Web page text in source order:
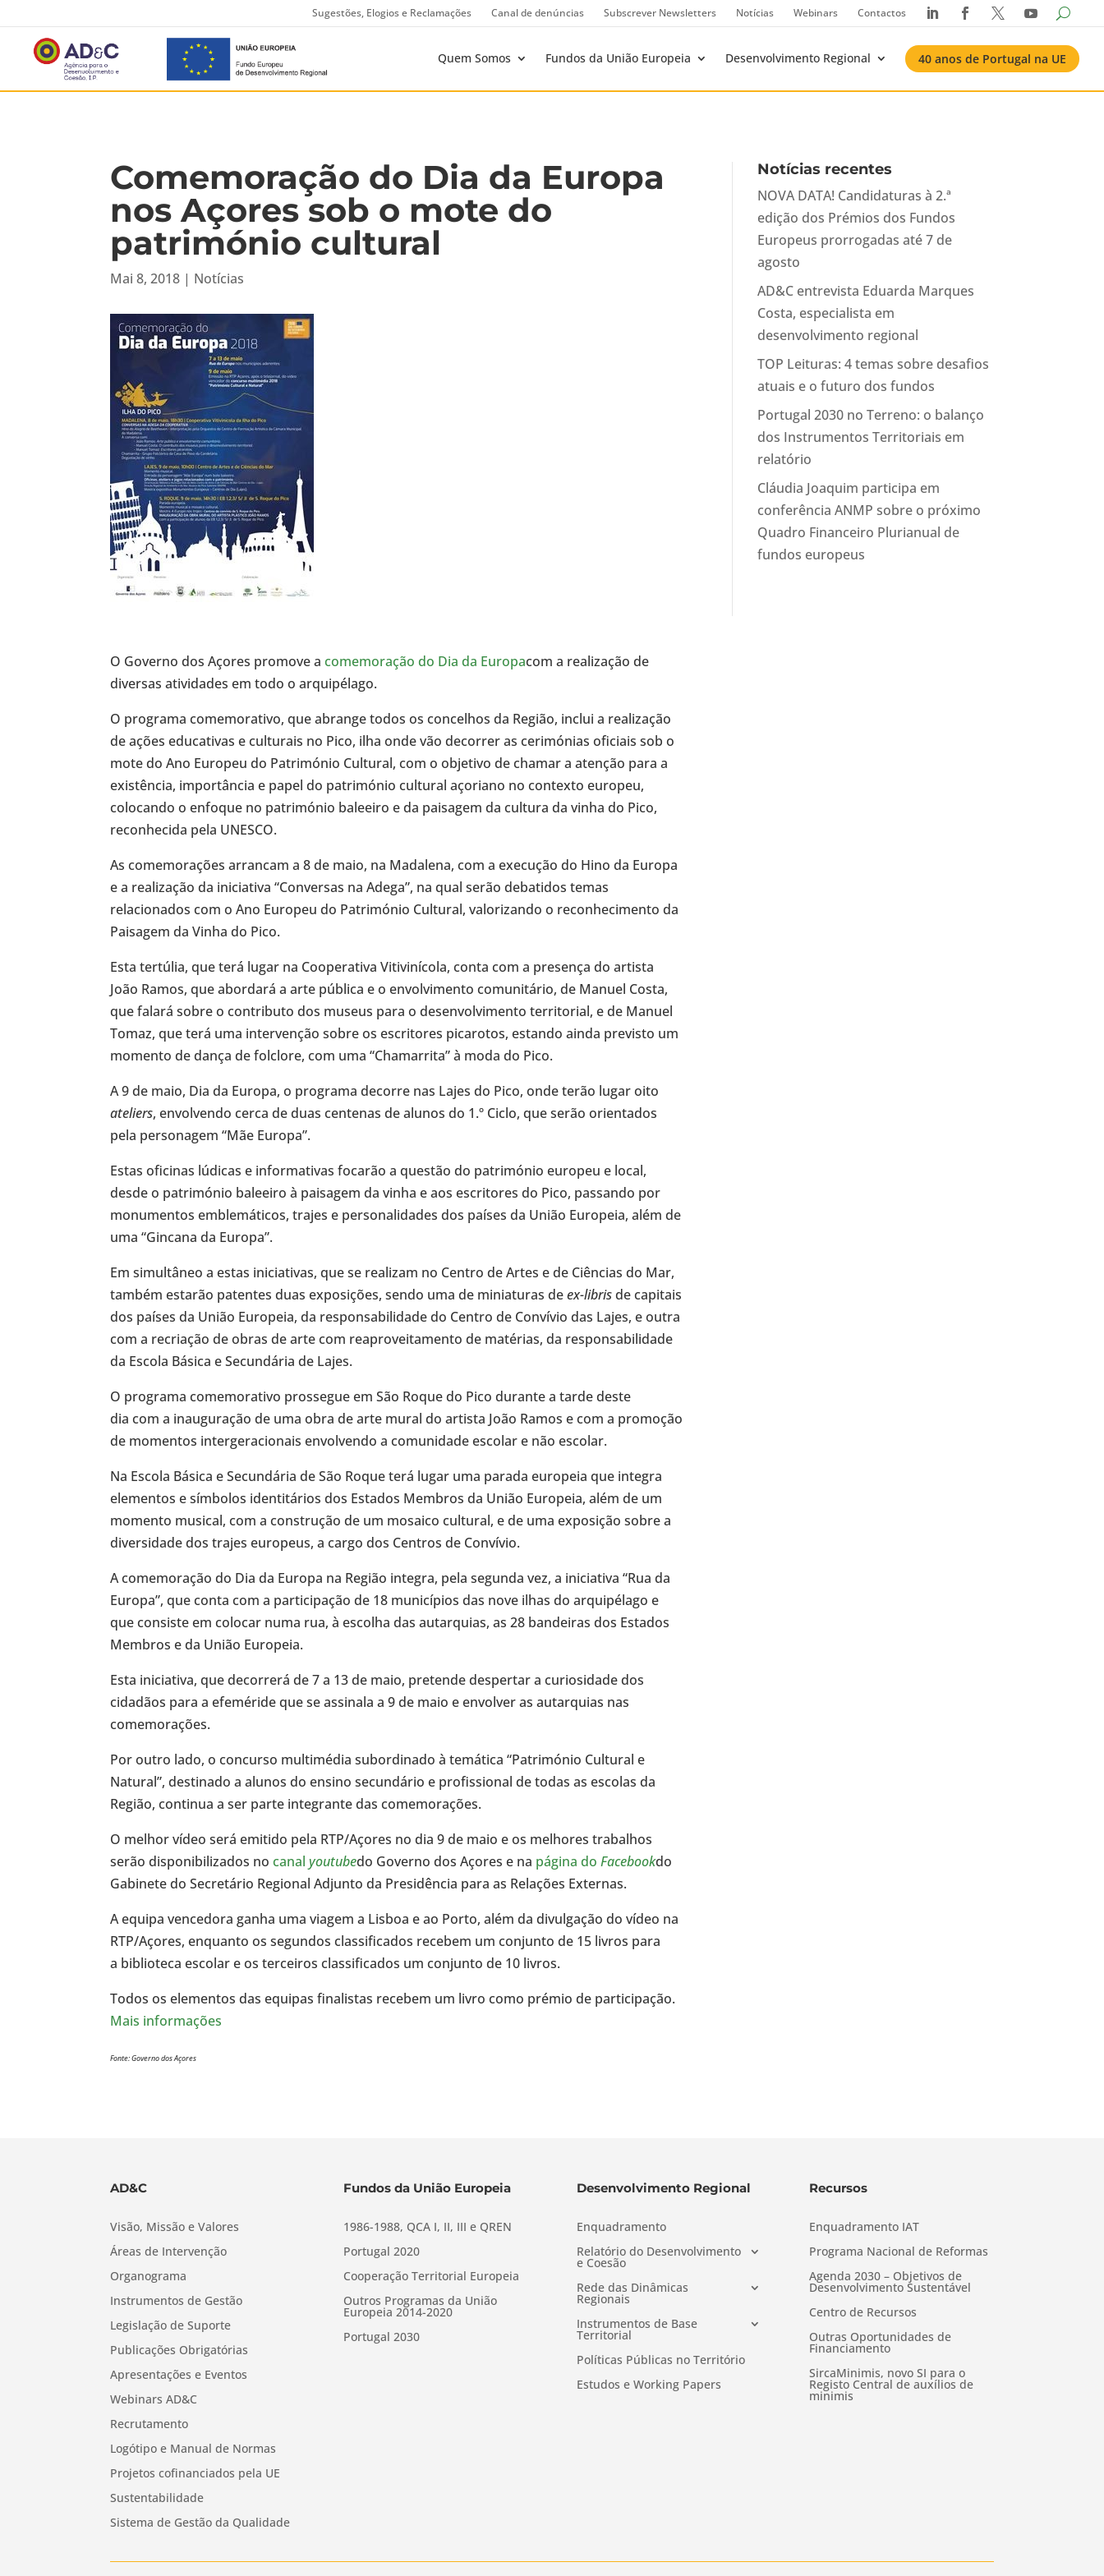
Sugestões, Elogios e Reclamações Canal de denúncias Subscrever Newsletters Notícias Webinars Contactos    
Quem Somos Fundos da União Europeia Desenvolvimento Regional 40 anos de Portugal na UE
Comemoração do Dia da Europa
nos Açores sob o mote do
património cultural
Mai 8, 2018 | Notícias
O Governo dos Açores promove acomemoração do Dia da Europacom a realização de
diversas atividades em todo o arquipélago.
O programa comemorativo, que abrange todos os concelhos da Região, inclui a realização
de ações educativas e culturais no Pico, ilha onde vão decorrer as cerimónias oficiais sob o
mote do Ano Europeu do Património Cultural, com o objetivo de chamar a atenção para a
existência, importância e papel do património cultural açoriano no contexto europeu,
colocando o enfoque no património baleeiro e da paisagem da cultura da vinha do Pico,
reconhecida pela UNESCO.
As comemorações arrancam a 8 de maio, na Madalena, com a execução do Hino da Europa
e a realização da iniciativa “Conversas na Adega”, na qual serão debatidos temas
relacionados com o Ano Europeu do Património Cultural, valorizando o reconhecimento da
Paisagem da Vinha do Pico.
Esta tertúlia, que terá lugar na Cooperativa Vitivinícola, conta com a presença do artista
João Ramos, que abordará a arte pública e o envolvimento comunitário, de Manuel Costa,
que falará sobre o contributo dos museus para o desenvolvimento territorial, e de Manuel
Tomaz, que terá uma intervenção sobre os escritores picarotos, estando ainda previsto um
momento de dança de folclore, com uma “Chamarrita” à moda do Pico.
A 9 de maio, Dia da Europa, o programa decorre nas Lajes do Pico, onde terão lugar oito
ateliers, envolvendo cerca de duas centenas de alunos do 1.º Ciclo, que serão orientados
pela personagem “Mãe Europa”.
Estas oficinas lúdicas e informativas focarão a questão do património europeu e local,
desde o património baleeiro à paisagem da vinha e aos escritores do Pico, passando por
monumentos emblemáticos, trajes e personalidades dos países da União Europeia, além de
uma “Gincana da Europa”.
Em simultâneo a estas iniciativas, que se realizam no Centro de Artes e de Ciências do Mar,
também estarão patentes duas exposições, sendo uma de miniaturas deex-librisde capitais
dos países da União Europeia, da responsabilidade do Centro de Convívio das Lajes, e outra
com a recriação de obras de arte com reaproveitamento de matérias, da responsabilidade
da Escola Básica e Secundária de Lajes.
O programa comemorativo prossegue em São Roque do Pico durante a tarde deste
dia com a inauguração de uma obra de arte mural do artista João Ramos e com a promoção
de momentos intergeracionais envolvendo a comunidade escolar e não escolar.
Na Escola Básica e Secundária de São Roque terá lugar uma parada europeia que integra
elementos e símbolos identitários dos Estados Membros da União Europeia, além de um
momento musical, com a construção de um mosaico cultural, e de uma exposição sobre a
diversidade dos trajes europeus, a cargo dos Centros de Convívio.
A comemoração do Dia da Europa na Região integra, pela segunda vez, a iniciativa “Rua da
Europa”, que conta com a participação de 18 municípios das nove ilhas do arquipélago e
que consiste em colocar numa rua, à escolha das autarquias, as 28 bandeiras dos Estados
Membros e da União Europeia.
Esta iniciativa, que decorrerá de 7 a 13 de maio, pretende despertar a curiosidade dos
cidadãos para a efeméride que se assinala a 9 de maio e envolver as autarquias nas
comemorações.
Por outro lado, o concurso multimédia subordinado à temática “Património Cultural e
Natural”, destinado a alunos do ensino secundário e profissional de todas as escolas da
Região, continua a ser parte integrante das comemorações.
O melhor vídeo será emitido pela RTP/Açores no dia 9 de maio e os melhores trabalhos
serão disponibilizados nocanalyoutubedo Governo dos Açores e na página doFacebookdo
Gabinete do Secretário Regional Adjunto da Presidência para as Relações Externas.
A equipa vencedora ganha uma viagem a Lisboa e ao Porto, além da divulgação do vídeo na
RTP/Açores, enquanto os segundos classificados recebem um conjunto de 15 livros para
a biblioteca escolar e os terceiros classificados um conjunto de 10 livros.
Todos os elementos das equipas finalistas recebem um livro como prémio de participação.
Mais informações
Fonte: Governo dos Açores
Notícias recentes
NOVA DATA! Candidaturas à 2.ª
edição dos Prémios dos Fundos
Europeus prorrogadas até 7 de
agosto
AD&C entrevista Eduarda Marques
Costa, especialista em
desenvolvimento regional
TOP Leituras: 4 temas sobre desafios
atuais e o futuro dos fundos
Portugal 2030 no Terreno: o balanço
dos Instrumentos Territoriais em
relatório
Cláudia Joaquim participa em
conferência ANMP sobre o próximo
Quadro Financeiro Plurianual de
fundos europeus
AD&C
Visão, Missão e Valores
Áreas de Intervenção
Organograma
Instrumentos de Gestão
Legislação de Suporte
Publicações Obrigatórias
Apresentações e Eventos
Webinars AD&C
Recrutamento
Logótipo e Manual de Normas
Projetos cofinanciados pela UE
Sustentabilidade
Sistema de Gestão da Qualidade
Fundos da União Europeia
1986-1988, QCA I, II, III e QREN
Portugal 2020
Cooperação Territorial Europeia
Outros Programas da União
Europeia 2014-2020
Portugal 2030
Desenvolvimento Regional
Enquadramento
Relatório do Desenvolvimento
e Coesão
Rede das Dinâmicas
Regionais
Instrumentos de Base
Territorial
Políticas Públicas no Território
Estudos e Working Papers
Recursos
Enquadramento IAT
Programa Nacional de Reformas
Agenda 2030 – Objetivos de
Desenvolvimento Sustentável
Centro de Recursos
Outras Oportunidades de
Financiamento
SircaMinimis, novo SI para o
Registo Central de auxílios de
minimis